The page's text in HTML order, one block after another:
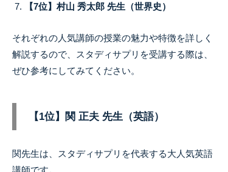
【7位】村山 秀太郎 先生（世界史）
それぞれの人気講師の授業の魅力や特徴を詳しく
解説するので、スタディサプリを受講する際は、
ぜひ参考にしてみてください。
【1位】関 正夫 先生（英語）
関先生は、スタディサプリを代表する大人気英語
講師です。